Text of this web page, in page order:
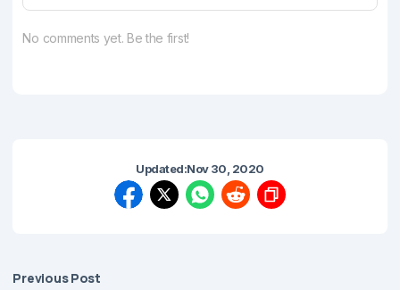
No comments yet. Be the first!
Updated:Nov 30, 2020
Previous Post